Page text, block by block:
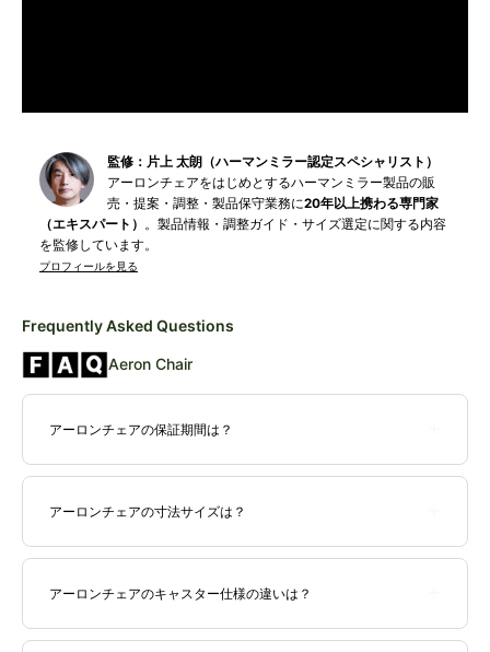
監修：片上 太朗（ハーマンミラー認定スペシャリスト）
アーロンチェアをはじめとするハーマンミラー製品の販
売・提案・調整・製品保守業務に20年以上携わる専門家
（エキスパート）
。製品情報・調整ガイド・サイズ選定に関する内容
を監修しています。
プロフィールを見る
Frequently Asked Questions
Aeron Chair
アーロンチェアの保証期間は？
ハーマンミラー・オフィスチェア製品の品質保証期間は12年間*と
は、ハーマンミラー品質保証が適用されます。
ョン等で購入された製品に品質保証は適用されません。
アーロンチェアの寸法サイズは？
Aサイズ 880～980mm 655mm
480mm
アーロンチェアのキャスター仕様の違いは？
アーロンチェアのキャスターは、カーペット用キャスター（BBキ